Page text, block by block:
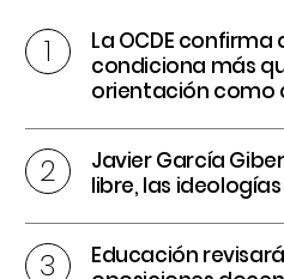
La OCDE
condiciona más
orientación como
Javier García
libre, las
Educación